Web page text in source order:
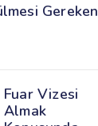
Gereken
Fuar Vizesi
Almak